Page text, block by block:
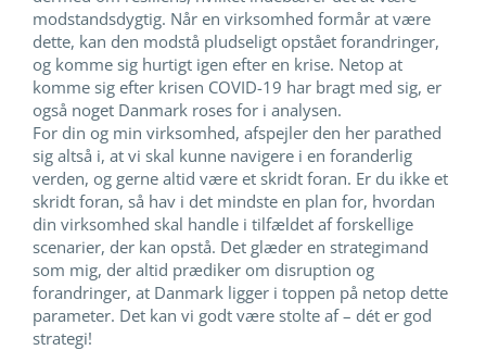
modstandsdygtig. Når en virksomhed formår at være
dette, kan den modstå pludseligt opstået forandringer,
og komme sig hurtigt igen efter en krise. Netop at
komme sig efter krisen COVID-19 har bragt med sig, er
også noget Danmark roses for i analysen.
For din og min virksomhed, afspejler den her parathed
sig altså i, at vi skal kunne navigere i en foranderlig
verden, og gerne altid være et skridt foran. Er du ikke et
skridt foran, så hav i det mindste en plan for, hvordan
din virksomhed skal handle i tilfældet af forskellige
scenarier, der kan opstå. Det glæder en strategimand
som mig, der altid prædiker om disruption og
forandringer, at Danmark ligger i toppen på netop dette
parameter. Det kan vi godt være stolte af – dét er god
strategi!